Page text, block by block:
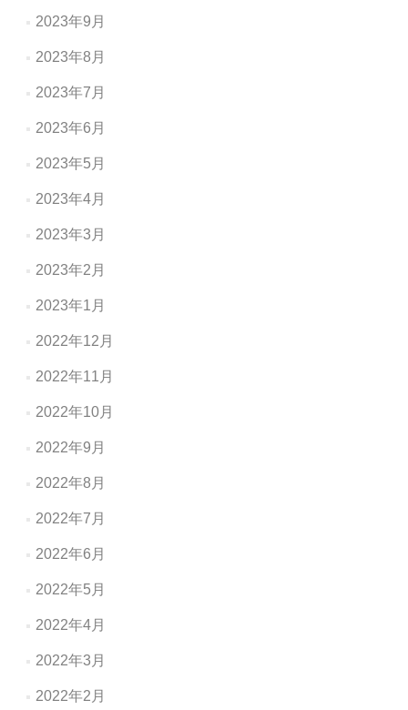
2023年9月
2023年8月
2023年7月
2023年6月
2023年5月
2023年4月
2023年3月
2023年2月
2023年1月
2022年12月
2022年11月
2022年10月
2022年9月
2022年8月
2022年7月
2022年6月
2022年5月
2022年4月
2022年3月
2022年2月